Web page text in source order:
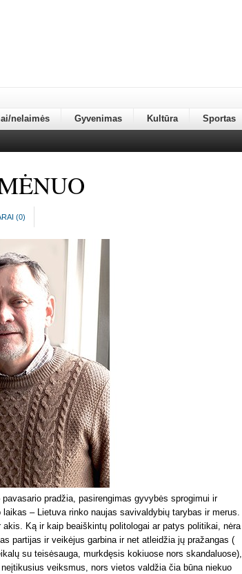
nelaimės Gyvenimas Kultūra Sportas
(0)
pradžia, pasirengimas gyvybės sprogimui ir
– Lietuva rinko naujas savivaldybių tarybas ir merus.
Ką ir kaip beaiškintų politologai ar patys politikai, nėra
partijas ir veikėjus garbina ir net atleidžia jų pražangas (
su teisėsauga, murkdęsis kokiuose nors skandaluose),
veiksmus, nors vietos valdžia čia būna niekuo